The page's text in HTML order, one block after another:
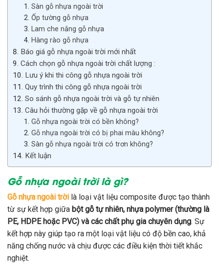
Sàn gỗ nhựa ngoài trời
Ốp tường gỗ nhựa
Lam che nắng gỗ nhựa
Hàng rào gỗ nhựa
Báo giá gỗ nhựa ngoài trời mới nhất
Cách chọn gỗ nhựa ngoài trời chất lượng :
Lưu ý khi thi công gỗ nhựa ngoài trời
Quy trình thi công gỗ nhựa ngoài trời
So sánh gỗ nhựa ngoài trời và gỗ tự nhiên
Câu hỏi thường gặp về gỗ nhựa ngoài trời
Gỗ nhựa ngoài trời có bền không?
Gỗ nhựa ngoài trời có bị phai màu không?
Sàn gỗ nhựa ngoài trời có trơn không?
Kết luận
Gỗ nhựa ngoài trời là gì?
Gỗ nhựa ngoài trời là loại vật liệu composite được tạo thành
từ sự kết hợp giữa bột gỗ tự nhiên, nhựa polymer (thường là
PE, HDPE hoặc PVC) và các chất phụ gia chuyên dụng. Sự
kết hợp này giúp tạo ra một loại vật liệu có độ bền cao, khả
năng chống nước và chịu được các điều kiện thời tiết khắc
nghiệt.